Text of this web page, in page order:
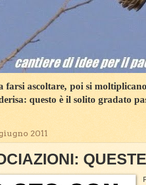
ascoltare, poi si
questo è il solito gradato
2011